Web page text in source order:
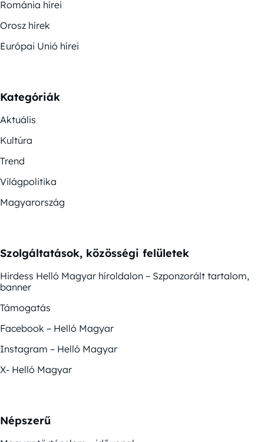
Románia hírei
Orosz hírek
Európai Unió hírei
Kategóriák
Aktuális
Kultúra
Trend
Világpolitika
Magyarország
Szolgáltatások, közösségi felületek
Hirdess Helló Magyar híroldalon – Szponzorált tartalom,
banner
Támogatás
Facebook – Helló Magyar
Instagram – Helló Magyar
X- Helló Magyar
Népszerű